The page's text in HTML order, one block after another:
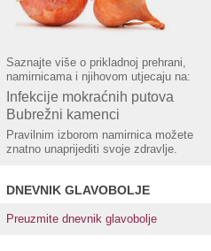
Saznajte više o prikladnoj prehrani,
namirnicama i njihovom utjecaju na:
Infekcije mokraćnih putova
Bubrežni kamenci
Pravilnim izborom namirnica možete
znatno unaprijediti svoje zdravlje.
DNEVNIK GLAVOBOLJE
Preuzmite dnevnik glavobolje